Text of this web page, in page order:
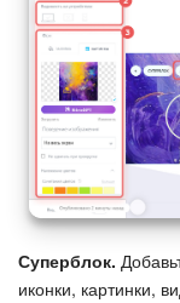
Суперблок.
иконки, картинки,